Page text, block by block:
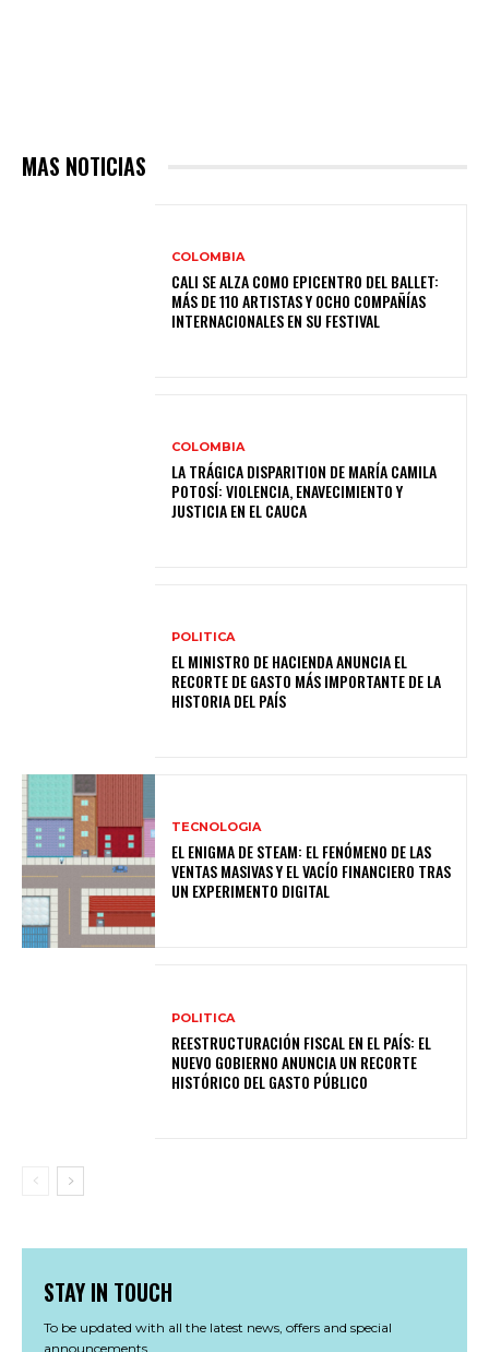
MAS NOTICIAS
COLOMBIA
CALI SE ALZA COMO EPICENTRO DEL BALLET:
MÁS DE 110 ARTISTAS Y OCHO COMPAÑÍAS
INTERNACIONALES EN SU FESTIVAL
COLOMBIA
LA TRÁGICA DISPARITION DE MARÍA CAMILA
POTOSÍ: VIOLENCIA, ENAVECIMIENTO Y
JUSTICIA EN EL CAUCA
POLITICA
EL MINISTRO DE HACIENDA ANUNCIA EL
RECORTE DE GASTO MÁS IMPORTANTE DE LA
HISTORIA DEL PAÍS
TECNOLOGIA
EL ENIGMA DE STEAM: EL FENÓMENO DE LAS
VENTAS MASIVAS Y EL VACÍO FINANCIERO TRAS
UN EXPERIMENTO DIGITAL
POLITICA
REESTRUCTURACIÓN FISCAL EN EL PAÍS: EL
NUEVO GOBIERNO ANUNCIA UN RECORTE
HISTÓRICO DEL GASTO PÚBLICO
STAY IN TOUCH
To be updated with all the latest news, offers and special
announcements.